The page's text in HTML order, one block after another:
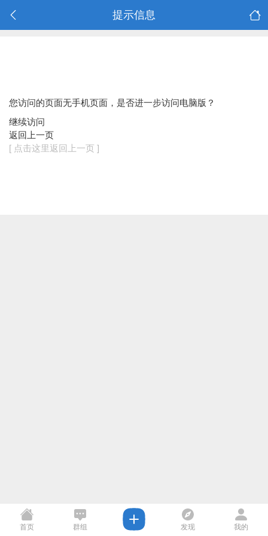
提示信息
您访问的页面无手机页面，是否进一步访问电脑版？
继续访问
返回上一页
[ 点击这里返回上一页 ]
首页 群组 发现 我的